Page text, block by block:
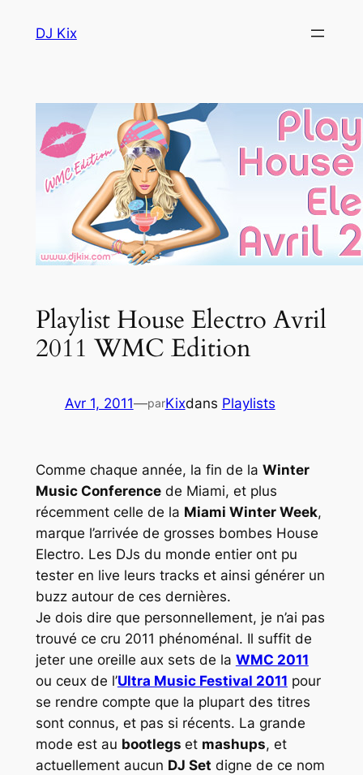
DJ Kix
Playlist House Electro Avril
2011 WMC Edition
Avr 1, 2011—parKixdans Playlists
Comme chaque année, la fin de la Winter
Music Conferencede Miami, et plus
récemment celle de la Miami Winter Week,
marque l’arrivée de grosses bombes House
Electro. Les DJs du monde entier ont pu
tester en live leurs tracks et ainsi générer un
buzz autour de ces dernières.
Je dois dire que personnellement, je n’ai pas
trouvé ce cru 2011 phénoménal. Il suffit de
jeter une oreille aux sets de la WMC 2011
ou ceux de l’Ultra Music Festival 2011 pour
se rendre compte que la plupart des titres
sont connus, et pas si récents. La grande
mode est au bootlegs et mashups, et
actuellement aucun DJ Set digne de ce nom